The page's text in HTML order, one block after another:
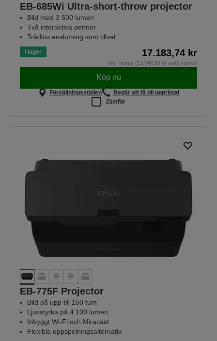
EB-685Wi Ultra-short-throw projector
Bild med 3 500 lumen
Två interaktiva pennor
Trådlös anslutning som tillval
I lager 17.183,74 kr
inkl. moms (13.746,99 kr exkl. moms)
Köp nu
Försäljningsställen
Begär att få bli uppringd
Jämför
EB-775F Projector
Bild på upp till 150 tum
Ljusstyrka på 4 100 lumen
Inbyggt Wi-Fi och Miracast
Flexibla uppspelningsalternativ